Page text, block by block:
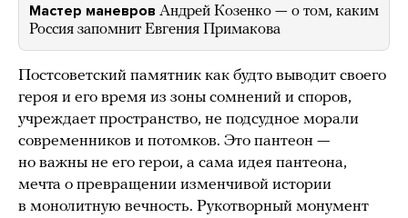
Мастер маневров Андрей Козенко — о том, каким
Россия запомнит Евгения Примакова
Постсоветский памятник как будто выводит своего
героя и его время из зоны сомнений и споров,
учреждает пространство, не подсудное морали
современников и потомков. Это пантеон —
но важны не его герои, а сама идея пантеона,
мечта о превращении изменчивой истории
в монолитную вечность. Рукотворный монумент